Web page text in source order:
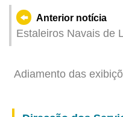
Anterior notícia
Estaleiros Navais de
de Panchões Iec
temporariamente ao
climatéricas adversas
Adiamento das
agendadas para